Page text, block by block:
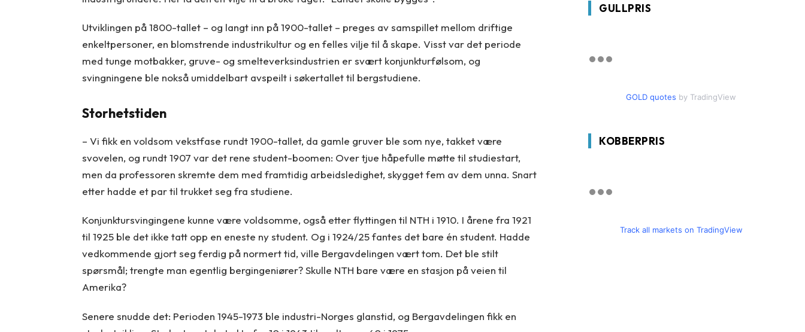
Utviklingen på 1800-tallet – og langt inn på 1900-tallet – preges av samspillet mellom driftige
enkeltpersoner, en blomstrende industrikultur og en felles vilje til å skape. Visst var det periode
med tunge motbakker, gruve- og smelteverksindustrien er svært konjunkturfølsom, og
svingningene ble nokså umiddelbart avspeilt i søkertallet til bergstudiene.
Storhetstiden
– Vi fikk en voldsom vekstfase rundt 1900-tallet, da gamle gruver ble som nye, takket være
svovelen, og rundt 1907 var det rene student-boomen: Over tjue håpefulle møtte til studiestart,
men da professoren skremte dem med framtidig arbeidsledighet, skygget fem av dem unna. Snart
etter hadde et par til trukket seg fra studiene.
Konjunktursvingingene kunne være voldsomme, også etter flyttingen til NTH i 1910. I årene fra 1921
til 1925 ble det ikke tatt opp en eneste ny student. Og i 1924/25 fantes det bare én student. Hadde
vedkommende gjort seg ferdig på normert tid, ville Bergavdelingen vært tom. Det ble stilt
spørsmål; trengte man egentlig bergingeniører? Skulle NTH bare være en stasjon på veien til
Amerika?
Senere snudde det: Perioden 1945-1973 ble industri-Norges glanstid, og Bergavdelingen fikk en
GULLPRIS
GOLD quotes by TradingView
KOBBERPRIS
Track all markets on TradingView